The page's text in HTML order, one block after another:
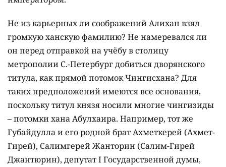
Не из карьерных ли соображений Алихан взял
громкую ханскую фамилию? Не намеревался ли
он перед отправкой на учёбу в столицу
метрополии С.-Петербург добиться дворянского
титула, как прямой потомок Чингисхана? Для
таких предположений имеются все основания,
поскольку титул князя носили многие чингизиды
– потомки хана Абулхаира. Например, тот же
Губайдулла и его родной брат Ахметкерей (Ахмет-
Гирей), Салимгерей Жанторин (Салим-Гирей
Джантюрин), депутат І Государственной думы,